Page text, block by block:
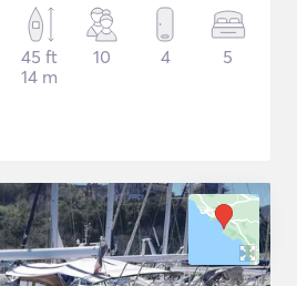
45 ft
14 m
10 4 5